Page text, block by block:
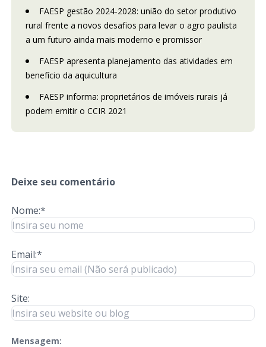
FAESP gestão 2024-2028: união do setor produtivo
rural frente a novos desafios para levar o agro paulista
a um futuro ainda mais moderno e promissor
FAESP apresenta planejamento das atividades em
benefício da aquicultura
FAESP informa: proprietários de imóveis rurais já
podem emitir o CCIR 2021
Deixe seu comentário
Nome:*
Email:*
Site:
Mensagem:
check-terms